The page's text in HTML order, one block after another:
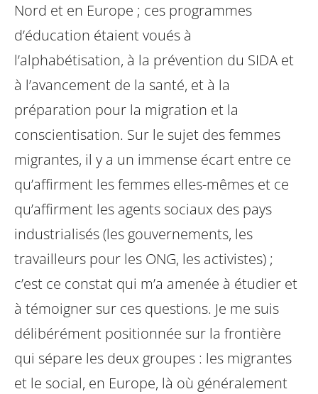
Nord et en Europe ; ces programmes
d’éducation étaient voués à
l’alphabétisation, à la prévention du SIDA et
à l’avancement de la santé, et à la
préparation pour la migration et la
conscientisation. Sur le sujet des femmes
migrantes, il y a un immense écart entre ce
qu’affirment les femmes elles-mêmes et ce
qu’affirment les agents sociaux des pays
industrialisés (les gouvernements, les
travailleurs pour les ONG, les activistes) ;
c’est ce constat qui m’a amenée à étudier et
à témoigner sur ces questions. Je me suis
délibérément positionnée sur la frontière
qui sépare les deux groupes : les migrantes
et le social, en Europe, là où généralement